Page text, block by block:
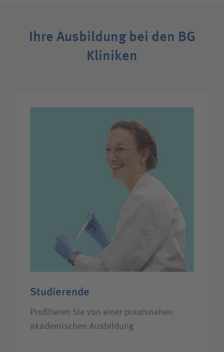
Ihre Ausbildung bei den BG
Kliniken
Studierende
Profitieren Sie von einer praxisnahen
akademischen Ausbildung